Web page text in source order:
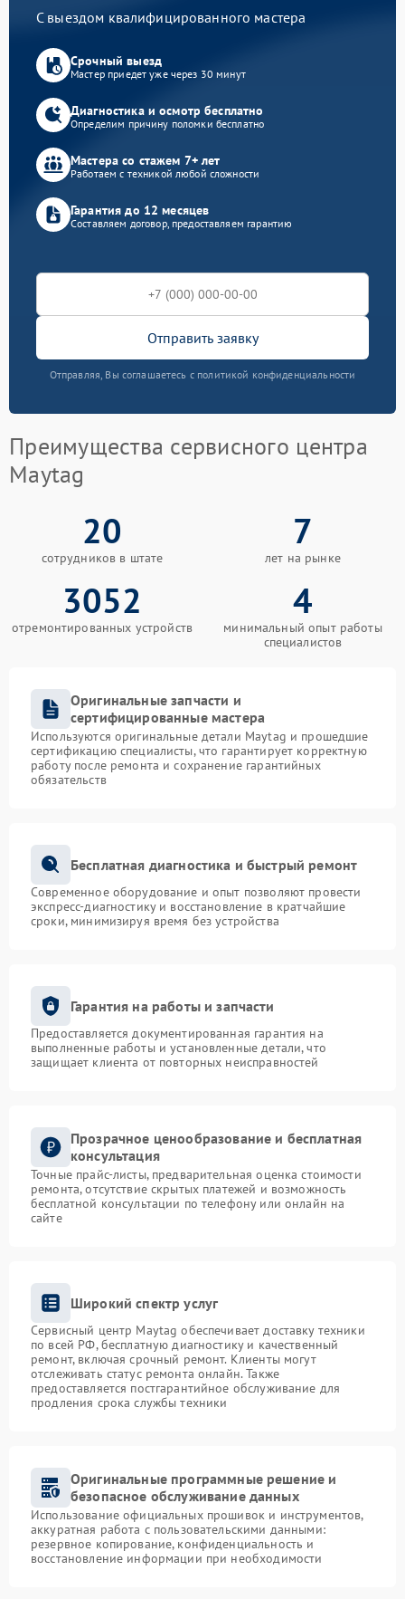
С выездом квалифицированного мастера
Срочный выезд
Мастер приедет уже через 30 минут
Диагностика и осмотр бесплатно
Определим причину поломки бесплатно
Мастера со стажем 7+ лет
Работаем с техникой любой сложности
Гарантия до 12 месяцев
Составляем договор, предоставляем гарантию
Отправить заявку
Отправляя, Вы соглашаетесь с политикой конфиденциальности
Преимущества сервисного центра
Maytag
20
сотрудников в штате
7
лет на рынке
3052
отремонтированных устройств
4
минимальный опыт работы
специалистов
Оригинальные запчасти и
сертифицированные мастера
Используются оригинальные детали Maytag и прошедшие
сертификацию специалисты, что гарантирует корректную
работу после ремонта и сохранение гарантийных
обязательств
Бесплатная диагностика и быстрый ремонт
Современное оборудование и опыт позволяют провести
экспресс-диагностику и восстановление в кратчайшие
сроки, минимизируя время без устройства
Гарантия на работы и запчасти
Предоставляется документированная гарантия на
выполненные работы и установленные детали, что
защищает клиента от повторных неисправностей
Прозрачное ценообразование и бесплатная
консультация
Точные прайс-листы, предварительная оценка стоимости
ремонта, отсутствие скрытых платежей и возможность
бесплатной консультации по телефону или онлайн на
сайте
Широкий спектр услуг
Сервисный центр Maytag обеспечивает доставку техники
по всей РФ, бесплатную диагностику и качественный
ремонт, включая срочный ремонт. Клиенты могут
отслеживать статус ремонта онлайн. Также
предоставляется постгарантийное обслуживание для
продления срока службы техники
Оригинальные программные решение и
безопасное обслуживание данных
Использование официальных прошивок и инструментов,
аккуратная работа с пользовательскими данными:
резервное копирование, конфиденциальность и
восстановление информации при необходимости